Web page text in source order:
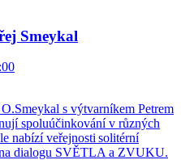
Smeykal
s výtvarníkem Petrem
spoluúčinkování v různých
nabízí veřejnosti solitérní
dialogu SVĚTLA a ZVUKU.